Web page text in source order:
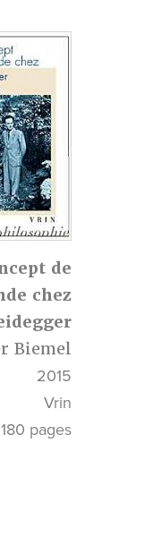
de
chez
Biemel
2015
Vrin
180 pages